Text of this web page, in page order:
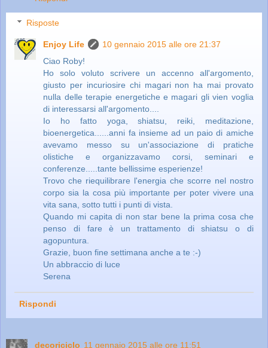
Risposte
Enjoy Life
10 gennaio 2015 alle ore 21:37
Ciao Roby!
Ho solo voluto scrivere un accenno all'argomento,
giusto per incuriosire chi magari non ha mai provato
nulla delle terapie energetiche e magari gli vien voglia
di interessarsi all'argomento....
Io ho fatto yoga, shiatsu, reiki, meditazione,
bioenergetica......anni fa insieme ad un paio di amiche
avevamo messo su un'associazione di pratiche
olistiche e organizzavamo corsi, seminari e
conferenze.....tante bellissime esperienze!
Trovo che riequilibrare l'energia che scorre nel nostro
corpo sia la cosa più importante per poter vivere una
vita sana, sotto tutti i punti di vista.
Quando mi capita di non star bene la prima cosa che
penso di fare è un trattamento di shiatsu o di
agopuntura.
Grazie, buon fine settimana anche a te :-)
Un abbraccio di luce
Serena
Rispondi
decoriciclo 11 gennaio 2015 alle ore 11:51